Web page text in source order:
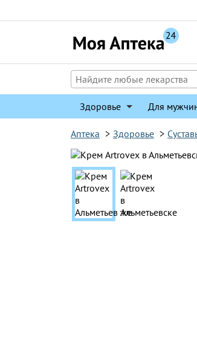
к
Здоровье Для
Аптека > Здоровье >